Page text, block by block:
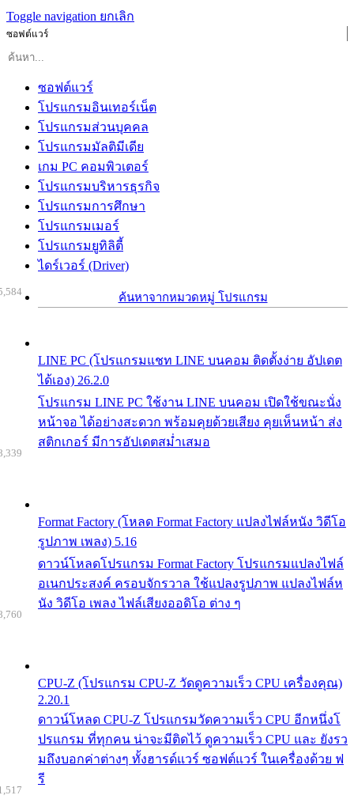
Toggle navigation ยกเลิก
ซอฟต์แวร์
ซอฟต์แวร์
โปรแกรมอินเทอร์เน็ต
โปรแกรมส่วนบุคคล
โปรแกรมมัลติมีเดีย
เกม PC คอมพิวเตอร์
โปรแกรมบริหารธุรกิจ
โปรแกรมการศึกษา
โปรแกรมเมอร์
โปรแกรมยูทิลิตี้
ไดร์เวอร์ (Driver)
ค้นหาจากหมวดหมู่ โปรแกรม
LINE PC (โปรแกรมแชท LINE บนคอม ติดตั้งง่าย อัปเดต
ได้เอง) 26.2.0
โปรแกรม LINE PC ใช้งาน LINE บนคอม เปิดใช้ขณะนั่ง
หน้าจอ ได้อย่างสะดวก พร้อมคุยด้วยเสียง คุยเห็นหน้า ส่ง
สติกเกอร์ มีการอัปเดตสม่ำเสมอ
Format Factory (โหลด Format Factory แปลงไฟล์หนัง วิดีโอ
รูปภาพ เพลง) 5.16
ดาวน์โหลดโปรแกรม Format Factory โปรแกรมแปลงไฟล์
อเนกประสงค์ ครอบจักรวาล ใช้แปลงรูปภาพ แปลงไฟล์ห
นัง วิดีโอ เพลง ไฟล์เสียงออดิโอ ต่าง ๆ
CPU-Z (โปรแกรม CPU-Z วัดดูความเร็ว CPU เครื่องคุณ)
2.20.1
ดาวน์โหลด CPU-Z โปรแกรมวัดความเร็ว CPU อีกหนึ่งโ
ปรแกรม ที่ทุกคน น่าจะมีติดไว้ ดูความเร็ว CPU และ ยังรว
มถึงบอกค่าต่างๆ ทั้งฮารด์แวร์ ซอฟต์แวร์ ในเครื่องด้วย ฟ
รี